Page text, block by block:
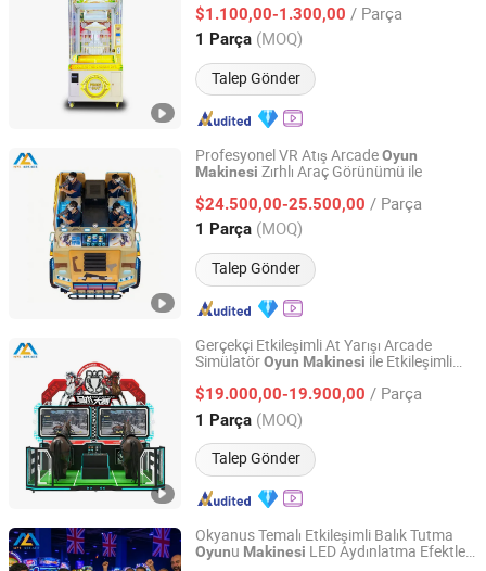
$1.100,00-1.300,00 / Parça
1 Parça (MOQ)
Talep Gönder
Guangdong, China Fiyat 2025
Profesyonel VR Atış ArcadeOyun
Makinesi Zırhlı Araç Görünümü ile
$24.500,00-25.500,00 / Parça
1 Parça (MOQ)
Talep Gönder
Guangzhou Mei Yi Lian Anime Technology Co., Ltd.
Guangdong, China Fiyat 2026
Gerçekçi Etkileşimli At Yarışı Arcade
SimülatörOyun Makinesi ile Etkileşimli
$19.000,00-19.900,00 / Parça
1 Parça (MOQ)
Talep Gönder
Guangzhou Mei Yi Lian Anime Technology Co., Ltd.
Guangdong, China Fiyat 2026
Okyanus Temalı Etkileşimli Balık Tutma
Oyunu Makinesi LED Aydınlatma Efektleri
Guangzhou Mei Yi Lian Anime Technology Co., Ltd.